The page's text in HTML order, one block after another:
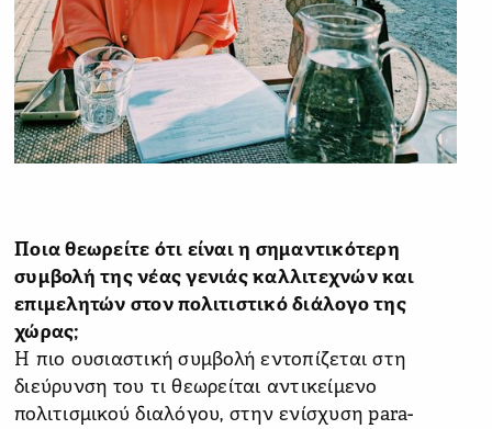
Ποια θεωρείτε ότι είναι η σημαντικότερη
συμβολή της νέας γενιάς καλλιτεχνών και
επιμελητών στον πολιτιστικό διάλογο της
χώρας;
Η πιο ουσιαστική συμβολή εντοπίζεται στη
διεύρυνση του τι θεωρείται αντικείμενο
πολιτισμικού διαλόγου, στην ενίσχυση para-